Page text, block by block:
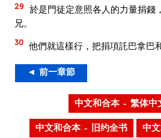
29 於是門徒定意照各人的力量捐錢
兄。
30 他們就這樣行，把捐項託巴拿巴
◄ 前一章節
中文和合本 – 繁体中
中文和合本 – 旧约全书 中